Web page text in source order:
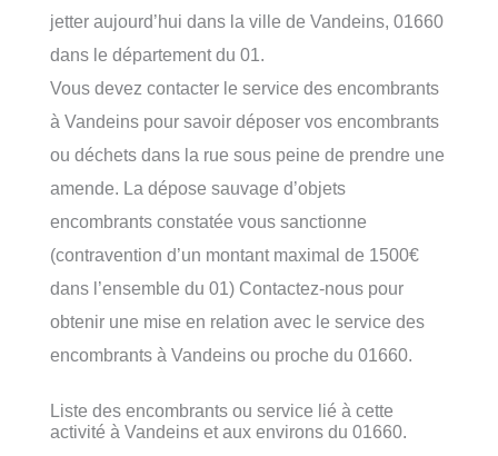
jetter aujourd’hui dans la ville de Vandeins, 01660
dans le département du 01.
Vous devez contacter le service des encombrants
à Vandeins pour savoir déposer vos encombrants
ou déchets dans la rue sous peine de prendre une
amende. La dépose sauvage d’objets
encombrants constatée vous sanctionne
(contravention d’un montant maximal de 1500€
dans l’ensemble du 01) Contactez-nous pour
obtenir une mise en relation avec le service des
encombrants à Vandeins ou proche du 01660.
Liste des encombrants ou service lié à cette
activité à Vandeins et aux environs du 01660.